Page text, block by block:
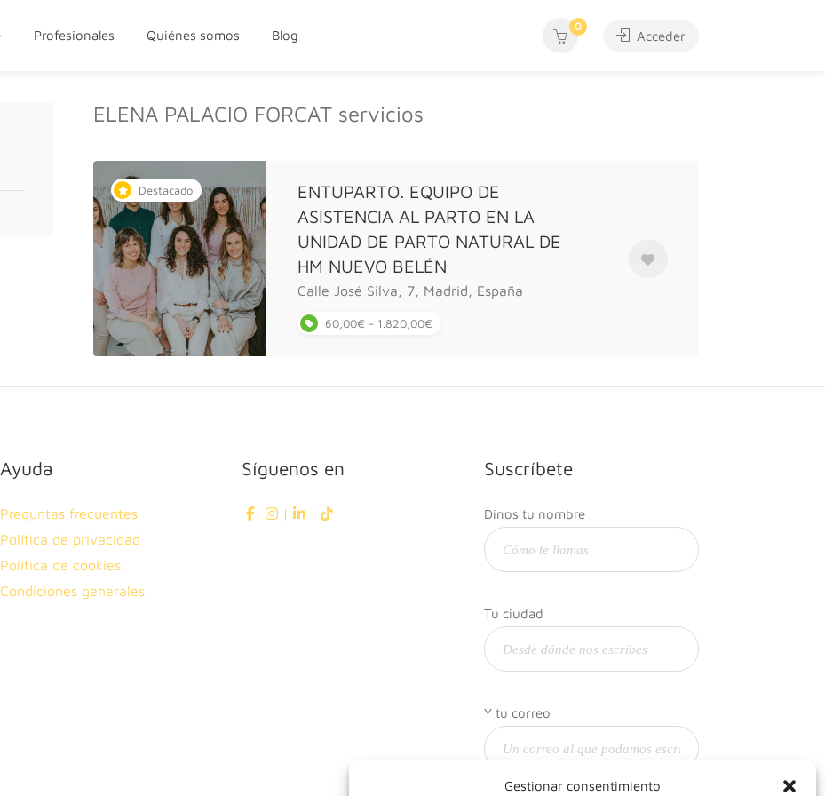
Gestionar consentimiento
Profesionales Quiénes somos Blog
0
Acceder
ELENA PALACIO FORCAT servicios
Destacado
ENTUPARTO. EQUIPO DE
ASISTENCIA AL PARTO EN LA
UNIDAD DE PARTO NATURAL DE
HM NUEVO BELÉN
Calle José Silva, 7, Madrid, España
60,00€ - 1.820,00€
Ayuda
Preguntas frecuentes
Política de privacidad
Política de cookies
Condiciones generales
Síguenos en
| | |
Suscríbete
Dinos tu nombre
Tu ciudad
Y tu correo